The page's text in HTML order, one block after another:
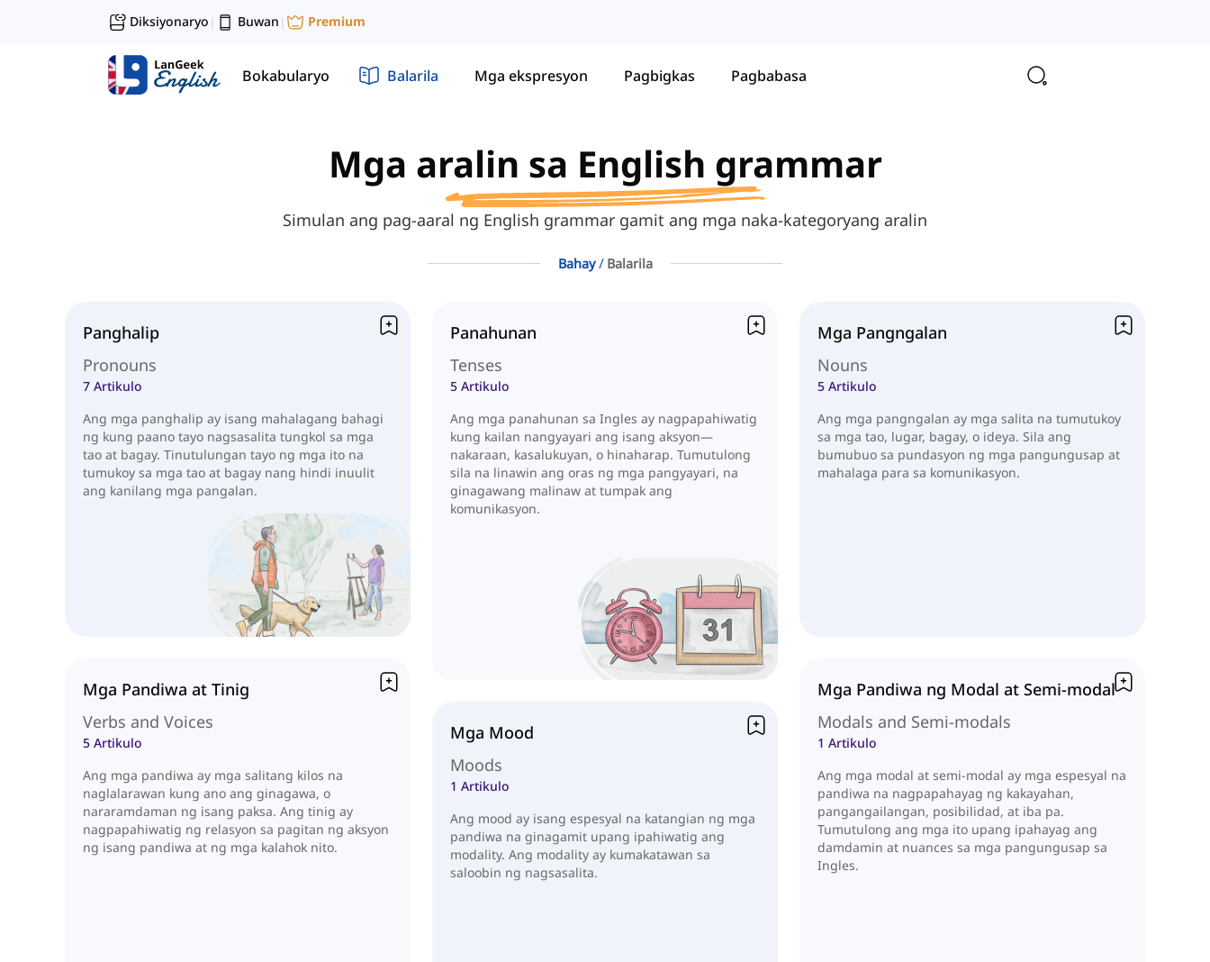
Diksiyonaryo | Buwan | Premium
Bokabularyo Balarila Mga ekspresyon Pagbigkas Pagbabasa
Mga aralin sa English grammar
Simulan ang pag-aaral ng English grammar gamit ang mga naka-kategoryang aralin
Bahay Balarila
Panghalip
Pronouns
7 Artikulo
Ang mga panghalip ay isang mahalagang bahagi
ng kung paano tayo nagsasalita tungkol sa mga
tao at bagay. Tinutulungan tayo ng mga ito na
tumukoy sa mga tao at bagay nang hindi inuulit
ang kanilang mga pangalan.
Panahunan
Tenses
5 Artikulo
Ang mga panahunan sa Ingles ay nagpapahiwatig
kung kailan nangyayari ang isang aksyon—
nakaraan, kasalukuyan, o hinaharap. Tumutulong
sila na linawin ang oras ng mga pangyayari, na
ginagawang malinaw at tumpak ang
komunikasyon.
Mga Pangngalan
Nouns
5 Artikulo
Ang mga pangngalan ay mga salita na tumutukoy
sa mga tao, lugar, bagay, o ideya. Sila ang
bumubuo sa pundasyon ng mga pangungusap at
mahalaga para sa komunikasyon.
Mga Pandiwa at Tinig
Verbs and Voices
5 Artikulo
Ang mga pandiwa ay mga salitang kilos na
naglalarawan kung ano ang ginagawa, o
nararamdaman ng isang paksa. Ang tinig ay
nagpapahiwatig ng relasyon sa pagitan ng aksyon
ng isang pandiwa at ng mga kalahok nito.
Mga Mood
Moods
1 Artikulo
Ang mood ay isang espesyal na katangian ng mga
pandiwa na ginagamit upang ipahiwatig ang
modality. Ang modality ay kumakatawan sa
saloobin ng nagsasalita.
Mga Pandiwa ng Modal at Semi-modal
Modals and Semi-modals
1 Artikulo
Ang mga modal at semi-modal ay mga espesyal na
pandiwa na nagpapahayag ng kakayahan,
pangangailangan, posibilidad, at iba pa.
Tumutulong ang mga ito upang ipahayag ang
damdamin at nuances sa mga pangungusap sa
Ingles.